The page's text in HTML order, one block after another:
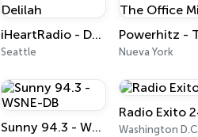
iHeartRadio - Delilah
Seattle Nueva York
Sunny 94.3 - WSNE-DB
Radio Exito
Washington D.C.